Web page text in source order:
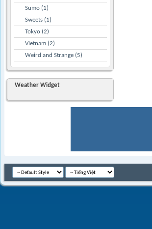
Sumo (1)
Sweets (1)
Tokyo (2)
Vietnam (2)
Weird and Strange (5)
Weather Widget